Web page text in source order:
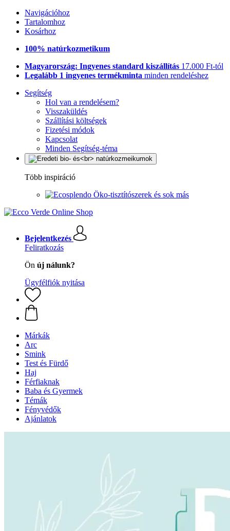
Navigációhoz
Tartalomhoz
Kosárhoz
100% natúrkozmetikum
Magyarország: Ingyenes standard kiszállítás 17.000 Ft-tól
Legalább 1 ingyenes termékminta minden rendeléshez
Segítség
Hol van a rendelésem?
Visszaküldés
Szállítási költségek
Fizetési módok
Kapcsolat
Minden Segítség-téma
Több inspiráció
Öko-tisztítószerek és sok más
Bejelentkezés
Feliratkozás
Ön új nálunk?
Ügyfélfiók nyitása
Márkák
Arc
Smink
Test és Fürdő
Haj
Férfiaknak
Baba és Gyermek
Témák
Fényvédők
Ajánlatok